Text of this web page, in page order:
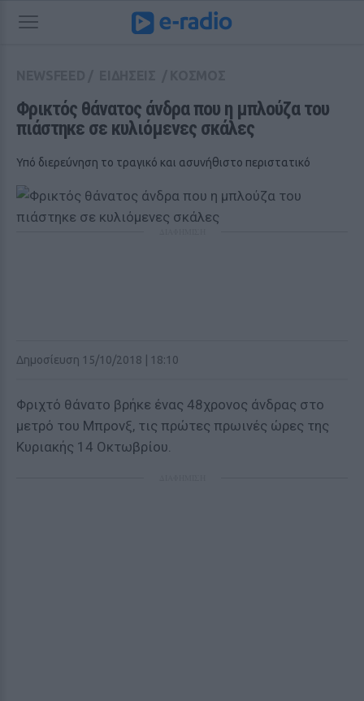
Φρικτός θάνατος άνδρα που η μπλούζα του
πιάστηκε σε κυλιόμενες σκάλες
Υπό διερεύνηση το τραγικό και ασυνήθιστο περιστατικό
Δημοσίευση 15/10/2018 | 18:10
Φριχτό θάνατο βρήκε ένας 48χρονος άνδρας στο
μετρό του Μπρονξ, τις πρώτες πρωινές ώρες της
Κυριακής 14 Οκτωβρίου.